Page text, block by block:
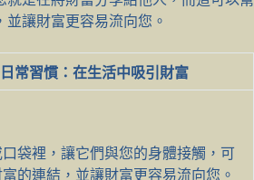
讓財富更容易流向您。
常習慣：在生活中吸引財富
袋裡，讓它們與您的身體接觸，可
的連結，並讓財富更容易流向您。